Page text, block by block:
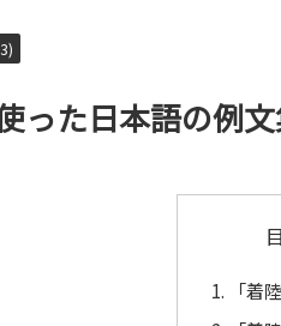
った日本語の例
「着